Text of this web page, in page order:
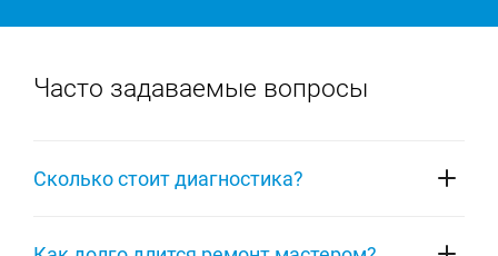
Часто задаваемые вопросы
Сколько стоит диагностика?